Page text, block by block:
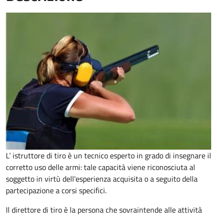
L’ istruttore di tiro è un tecnico esperto in grado di insegnare il
corretto uso delle armi: tale capacità viene riconosciuta al
soggetto in virtù dell'esperienza acquisita o a seguito della
partecipazione a corsi specifici.
Il direttore di tiro è la persona che sovraintende alle attività